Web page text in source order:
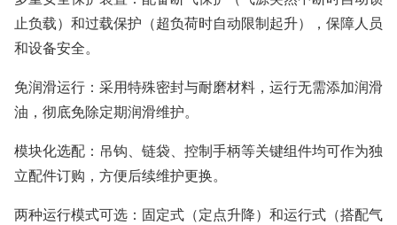
止负载）和过载保护（超负荷时自动限制起升），保障人员
和设备安全。
免润滑运行：采用特殊密封与耐磨材料，运行无需添加润滑
油，彻底免除定期润滑维护。
模块化选配：吊钩、链袋、控制手柄等关键组件均可作为独
立配件订购，方便后续维护更换。
两种运行模式可选：固定式（定点升降）和运行式（搭配气